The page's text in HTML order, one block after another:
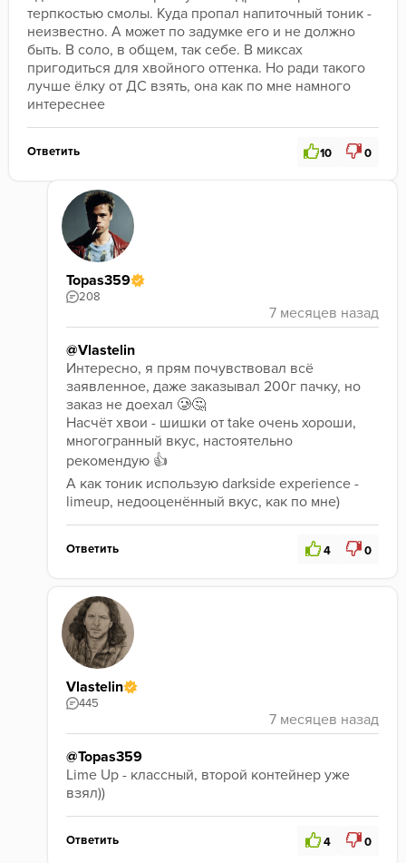
терпкостью смолы. Куда пропал напиточный тоник -
неизвестно. А может по задумке его и не должно
быть. В соло, в общем, так себе. В миксах
пригодиться для хвойного оттенка. Но ради такого
лучше ёлку от ДС взять, она как по мне намного
интереснее
Ответить 10 0
Topas359
208
@Vlastelin
Интересно, я прям почувствовал всё
заявленное, даже заказывал 200г пачку, но
заказ не доехал 🥲🤔
Насчёт хвои - шишки от take очень хороши,
многогранный вкус, настоятельно
рекомендую 👍
А как тоник использую darkside experience -
limeup, недооценённый вкус, как по мне)
Ответить 4 0
Vlastelin
445
@Topas359
Lime Up - классный, второй контейнер уже
взял))
Ответить 4 0